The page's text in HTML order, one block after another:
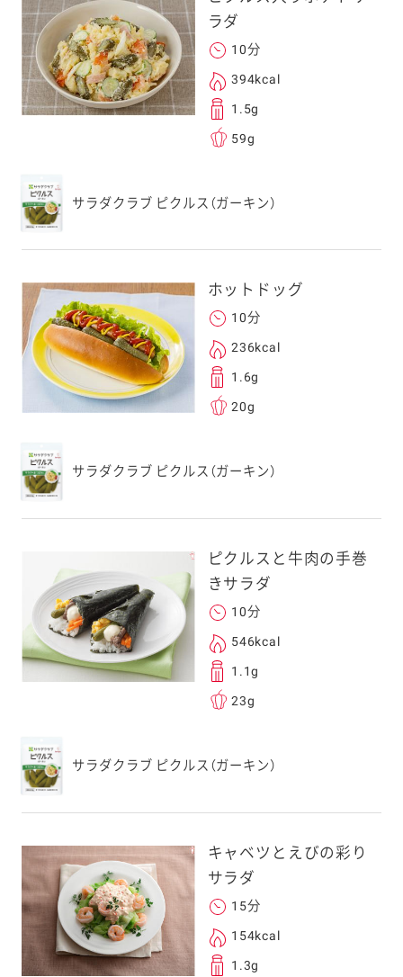
ラダ
10分
394kcal
1.5g
59g
サラダクラブ ピクルス（ガーキン）
ホットドッグ
10分
236kcal
1.6g
20g
サラダクラブ ピクルス（ガーキン）
ピクルスと牛肉の手巻
きサラダ
10分
546kcal
1.1g
23g
サラダクラブ ピクルス（ガーキン）
キャベツとえびの彩り
サラダ
15分
154kcal
1.3g